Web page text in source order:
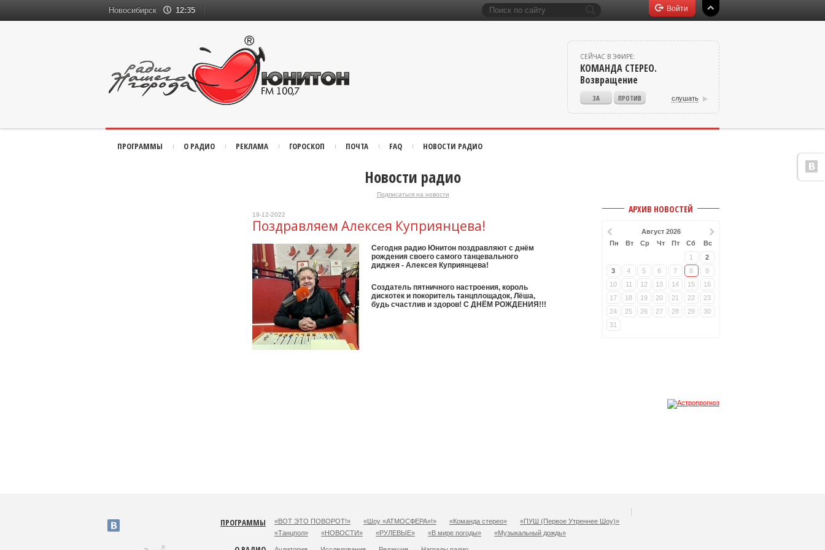
Новосибирск 12:35
СЕЙЧАС В ЭФИРЕ:
КОМАНДА СТЕРЕО.
Возвращение
слушать
v
ПРОГРАММЫ О РАДИО РЕКЛАМА ГОРОСКОП ПОЧТА FAQ НОВОСТИ РАДИО
Новости радио
Подписаться на новости
19-12-2022
Поздравляем Алексея Куприянцева!
Сегодня радио Юнитон поздравляют с днём
рождения своего самого танцевального
диджея - Алексея Куприянцева!
Создатель пятничного настроения, король
дискотек и покоритель танцплощадок, Лёша,
будь счастлив и здоров! С ДНЁМ РОЖДЕНИЯ!!!
АРХИВ НОВОСТЕЙ
Август 2026
Пн
Вт Ср Чт Пт Сб
Вс
1
2
3
4 5 6 7 8
9
10
11 12 13 14 15
16
17
18 19 20 21 22
23
24
25 26 27 28 29
30
31
v ПРОГРАММЫ «ВОТ ЭТО ПОВОРОТ!» «Шоу «АТМОСФЕРА»!» «Команда стерео»
«ПУШ (Первое Утреннее Шоу)»
«Танцпол»
«НОВОСТИ» «РУЛЕВЫЕ» «В мире погоды» «Музыкальный дождь»